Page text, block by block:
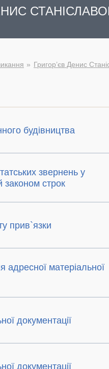
Григор’єв Денис
будівництва
звернень у
законом строк
прив`язки
матеріальної
документації
документації